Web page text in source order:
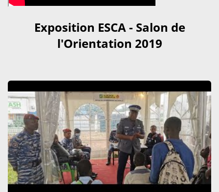
Exposition ESCA - Salon de
l'Orientation 2019